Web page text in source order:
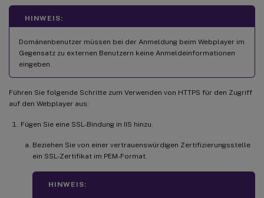
HINWEIS:
Domänenbenutzer müssen bei der Anmeldung beim Webplayer im
Gegensatz zu externen Benutzern keine Anmeldeinformationen
eingeben.
Führen Sie folgende Schritte zum Verwenden von HTTPS für den Zugriff
auf den Webplayer aus:
Fügen Sie eine SSL-Bindung in IIS hinzu.
Beziehen Sie von einer vertrauenswürdigen Zertifizierungsstelle
ein SSL-Zertifikat im PEM-Format.
HINWEIS: